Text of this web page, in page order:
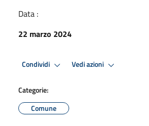
Data :
22 marzo 2024
Condividi Vedi azioni
Categorie:
Comune